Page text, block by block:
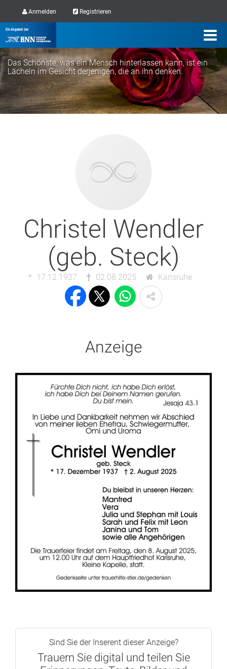
Anmelden Registrieren
Das Schönste, was ein Mensch hinterlassen kann, ist ein
Lächeln im Gesicht derjenigen, die an ihn denken.
Christel Wendler
(geb. Steck)
17.12.1937 02.08.2025 Karlsruhe
Anzeige
Sind Sie der Inserent dieser Anzeige?
Trauern Sie digital und teilen Sie